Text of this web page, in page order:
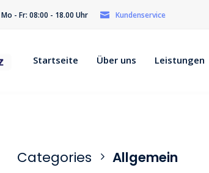
Mo - Fr: 08:00 - 18.00 Uhr Kundenservice
Startseite Über uns Leistungen
Categories Allgemein